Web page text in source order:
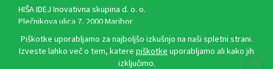
HIŠA IDEJ Inovativna skupina d. o. o.
Plečnikova ulica 7, 2000 Maribor
Piškotke uporabljamo za najboljšo izkušnjo na naši spletni strani.
Izveste lahko več o tem, katere piškotke uporabljamo ali kako jih
izključimo.